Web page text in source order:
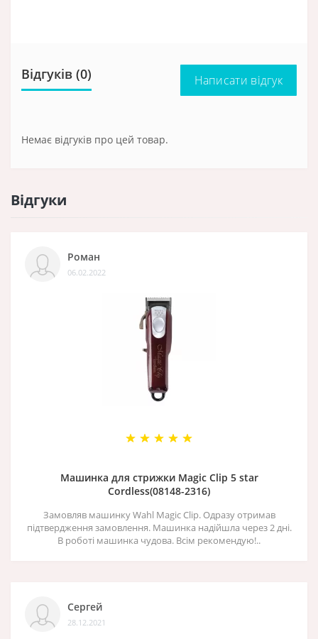
Відгуків (0) Написати відгук
Немає відгуків про цей товар.
Відгуки
Роман
06.02.2022
Машинка для стрижки Magic Clip 5 star
Cordless(08148-2316)
Замовляв машинку Wahl Magic Clip. Одразу отримав
підтвердження замовлення. Машинка надійшла через 2 дні.
В роботі машинка чудова. Всім рекомендую!..
Сергей
28.12.2021